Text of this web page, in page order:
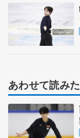
あわせて読み